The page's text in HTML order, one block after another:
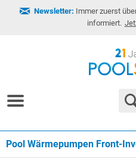
Newsletter: Immer zuerst
informiert.
Pool Wärmepumpen Front-